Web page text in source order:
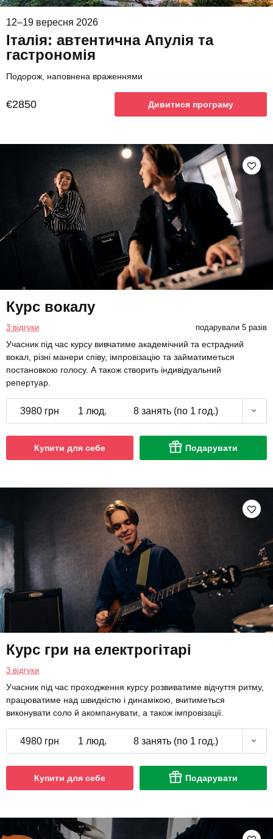
12–19 вересня 2026
Італія: автентична Апулія та
гастрономія
Подорож, наповнена враженнями
€2850 Дивитися програму
Курс вокалу
3 відгуки подарували 5 разів
Учасник під час курсу вивчатиме академічний та естрадний
вокал, різні манери співу, імпровізацію та займатиметься
постановкою голосу. А також створить індивідуальний
репертуар.
3980 грн 1 люд. 8 занять (по 1 год.)
Купити для себе Подарувати
Курс гри на електрогітарі
3 відгуки
Учасник під час проходження курсу розвиватиме відчуття ритму,
працюватиме над швидкістю і динамікою, вчитиметься
виконувати соло й акомпанувати, а також імпровізації.
4980 грн 1 люд. 8 занять (по 1 год.)
Купити для себе Подарувати